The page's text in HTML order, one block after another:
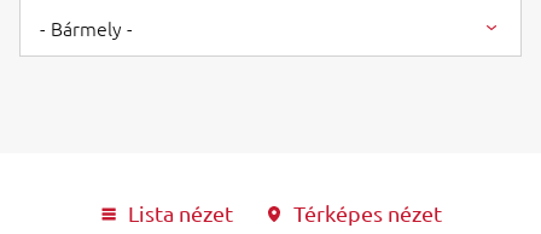
- Bármely -
Lista nézet Térképes nézet